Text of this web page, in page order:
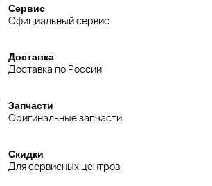
Сервис
Официальный сервис
Доставка
Доставка по России
Запчасти
Оригинальные запчасти
Скидки
Для сервисных центров